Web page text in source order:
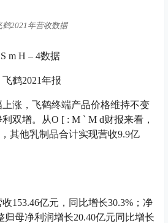
鹤2021年营收数据
m H – 4数据
鹤2021年报
涨，飞鹤终端产品价格维持不变
双增。从O [ : M ` M d财报来看，
，其他乳制品合计实现营收9.9亿
153.46亿元，同比增长30.3%；净
归母净利润增长20.40亿元同比增长